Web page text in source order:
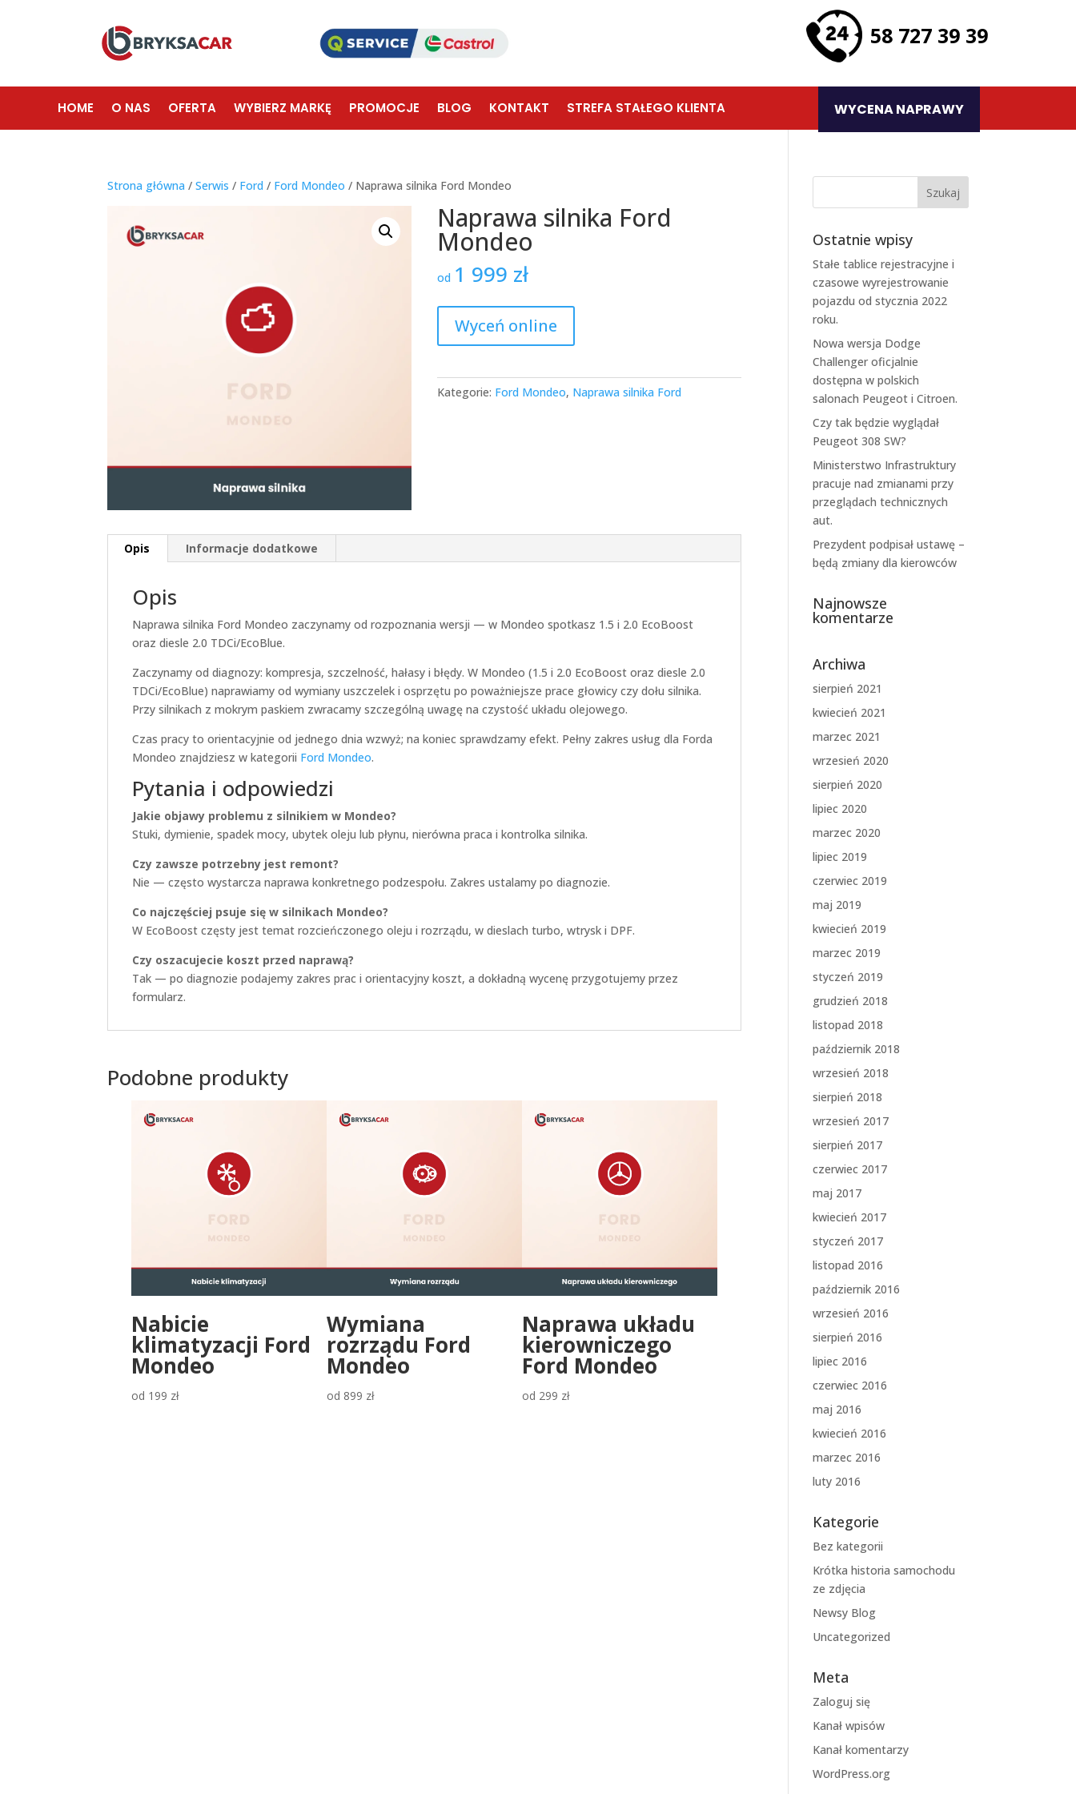
58 727 39 39
HOME O NAS OFERTA WYBIERZ MARKĘ PROMOCJE BLOG KONTAKT STREFA STAŁEGO KLIENTA WYCENA NAPRAWY
Strona główna /Serwis / Ford / Ford Mondeo / Naprawa silnika Ford Mondeo
Naprawa silnika Ford
Mondeo
od 1 999 zł
Wyceń online
Kategorie: Ford Mondeo, Naprawa silnika Ford
Opis Informacje dodatkowe
Opis
Naprawa silnika Ford Mondeo zaczynamy od rozpoznania wersji — w Mondeo spotkasz 1.5 i 2.0 EcoBoost
oraz diesle 2.0 TDCi/EcoBlue.
Zaczynamy od diagnozy: kompresja, szczelność, hałasy i błędy. W Mondeo (1.5 i 2.0 EcoBoost oraz diesle 2.0
TDCi/EcoBlue) naprawiamy od wymiany uszczelek i osprzętu po poważniejsze prace głowicy czy dołu silnika.
Przy silnikach z mokrym paskiem zwracamy szczególną uwagę na czystość układu olejowego.
Czas pracy to orientacyjnie od jednego dnia wzwyż; na koniec sprawdzamy efekt. Pełny zakres usług dla Forda
Mondeo znajdziesz w kategorii Ford Mondeo.
Pytania i odpowiedzi
Jakie objawy problemu z silnikiem w Mondeo?
Stuki, dymienie, spadek mocy, ubytek oleju lub płynu, nierówna praca i kontrolka silnika.
Czy zawsze potrzebny jest remont?
Nie — często wystarcza naprawa konkretnego podzespołu. Zakres ustalamy po diagnozie.
Co najczęściej psuje się w silnikach Mondeo?
W EcoBoost częsty jest temat rozcieńczonego oleju i rozrządu, w dieslach turbo, wtrysk i DPF.
Czy oszacujecie koszt przed naprawą?
Tak — po diagnozie podajemy zakres prac i orientacyjny koszt, a dokładną wycenę przygotujemy przez
formularz.
Podobne produkty
Nabicie
klimatyzacji Ford
Mondeo
od 199 zł
Wymiana
rozrządu Ford
Mondeo
od 899 zł
Naprawa układu
kierowniczego
Ford Mondeo
od 299 zł
Ostatnie wpisy
Stałe tablice rejestracyjne i
czasowe wyrejestrowanie
pojazdu od stycznia 2022
roku.
Nowa wersja Dodge
Challenger oficjalnie
dostępna w polskich
salonach Peugeot i Citroen.
Czy tak będzie wyglądał
Peugeot 308 SW?
Ministerstwo Infrastruktury
pracuje nad zmianami przy
przeglądach technicznych
aut.
Prezydent podpisał ustawę –
będą zmiany dla kierowców
Najnowsze
komentarze
Archiwa
sierpień 2021
kwiecień 2021
marzec 2021
wrzesień 2020
sierpień 2020
lipiec 2020
marzec 2020
lipiec 2019
czerwiec 2019
maj 2019
kwiecień 2019
marzec 2019
styczeń 2019
grudzień 2018
listopad 2018
październik 2018
wrzesień 2018
sierpień 2018
wrzesień 2017
sierpień 2017
czerwiec 2017
maj 2017
kwiecień 2017
styczeń 2017
listopad 2016
październik 2016
wrzesień 2016
sierpień 2016
lipiec 2016
czerwiec 2016
maj 2016
kwiecień 2016
marzec 2016
luty 2016
Kategorie
Bez kategorii
Krótka historia samochodu
ze zdjęcia
Newsy Blog
Uncategorized
Meta
Zaloguj się
Kanał wpisów
Kanał komentarzy
WordPress.org